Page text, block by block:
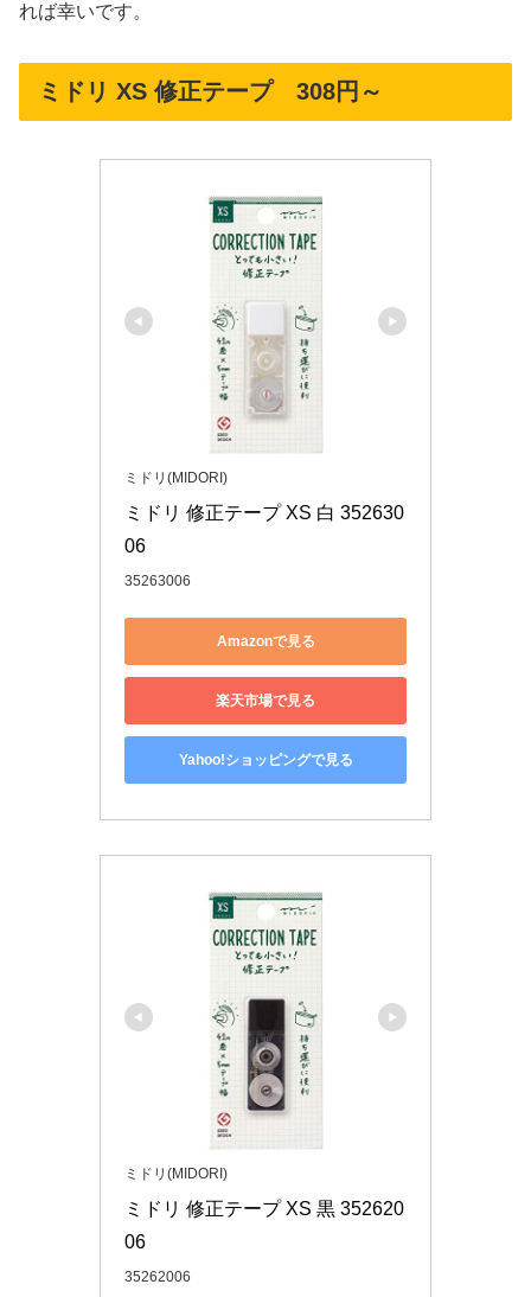
れば幸いです。
ミドリ XS 修正テープ 308円～
ミドリ(MIDORI)
ミドリ 修正テープ XS 白 352630
06
35263006
Amazonで見る
楽天市場で見る
Yahoo!ショッピングで見る
ミドリ(MIDORI)
ミドリ 修正テープ XS 黒 352620
06
35262006